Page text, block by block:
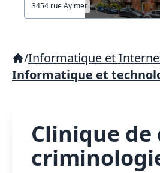
3454 rue Aylmer
/Informatique et
Informatique et
Clinique de